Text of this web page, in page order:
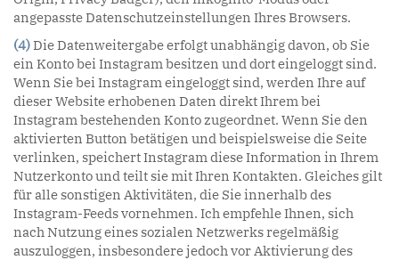
angepasste Datenschutzeinstellungen Ihres Browsers.
(4)Die Datenweitergabe erfolgt unabhängig davon, ob Sie
ein Konto bei Instagram besitzen und dort eingeloggt sind.
Wenn Sie bei Instagram eingeloggt sind, werden Ihre auf
dieser Website erhobenen Daten direkt Ihrem bei
Instagram bestehenden Konto zugeordnet. Wenn Sie den
aktivierten Button betätigen und beispielsweise die Seite
verlinken, speichert Instagram diese Information in Ihrem
Nutzerkonto und teilt sie mit Ihren Kontakten. Gleiches gilt
für alle sonstigen Aktivitäten, die Sie innerhalb des
Instagram-Feeds vornehmen. Ich empfehle Ihnen, sich
nach Nutzung eines sozialen Netzwerks regelmäßig
auszuloggen, insbesondere jedoch vor Aktivierung des